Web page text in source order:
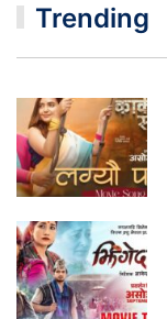
Trending